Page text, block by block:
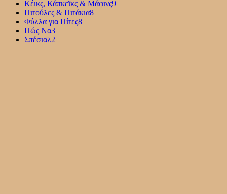
Κέικς, Κάπκεϊκς & Μάφινς9
Πιτούλες & Πιτάκια8
Φύλλα για Πίτες8
Πώς Να3
Σπέσιαλ2